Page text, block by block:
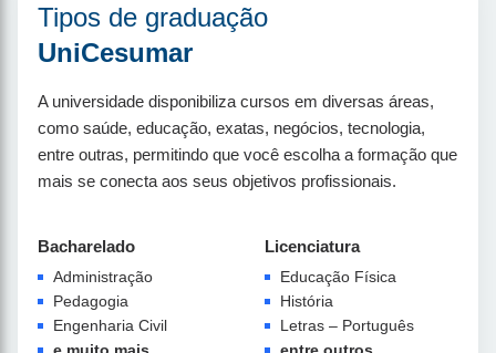
Tipos de graduação
UniCesumar
A universidade disponibiliza cursos em diversas áreas,
como saúde, educação, exatas, negócios, tecnologia,
entre outras, permitindo que você escolha a formação que
mais se conecta aos seus objetivos profissionais.
Bacharelado
Administração
Pedagogia
Engenharia Civil
e muito mais
Licenciatura
Educação Física
História
Letras – Português
entre outros